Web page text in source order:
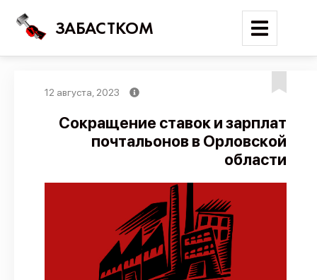
ЗАБАСТКОМ
Поиск
Карта событий
Трудовые конфликты
Отчеты
Предложить публикацию
12 августа, 2023
Сокращение ставок и зарплат
почтальонов в Орловской
области